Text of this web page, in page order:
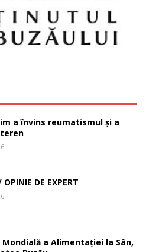
a învins reumatismul și a
DE EXPERT
Mondială a Alimentației la Sân,